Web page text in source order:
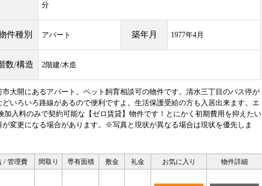
分
件種別 アパート 築年月 1977年4月
数/構造 2階建/木造
大開にあるアパート。ペット飼育相談可の物件です。清水三丁目のバス停が
いろいろ路線があるので便利ですよ。生活保護受給の方も入居出来ます。エ
入料のみで契約可能な【ゼロ賃貸】物件です！とにかく初期費用を抑えたい
変更になる場合があります。※写真と現状が異なる場合は現状を優先しま
/ 管理費 間取り 専有面積 敷金 礼金 お気に入り 物件詳細